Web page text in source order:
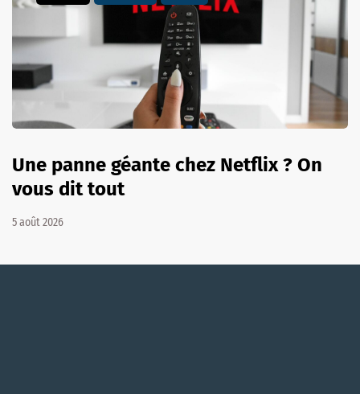
Une panne géante chez Netflix ? On
vous dit tout
5 août 2026